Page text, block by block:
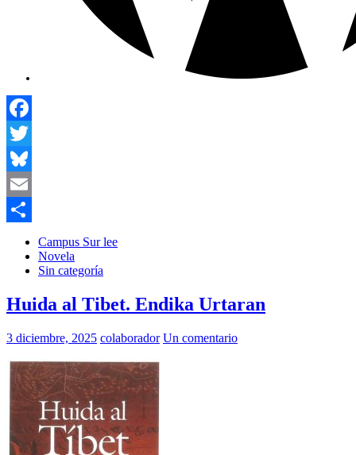
Facebook
Twitter
Bluesky
Email
Compartir
Campus Sur lee
Novela
Sin categoría
Huida al Tibet. Endika Urtaran
3 diciembre, 2025 colaborador Un comentario